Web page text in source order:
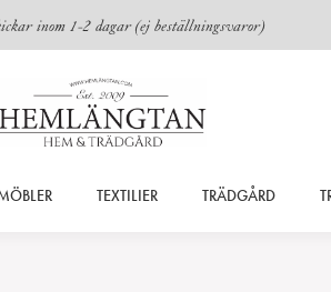
inom 1-2 dagar (ej beställningsvaror)
TEXTILIER TRÄDGÅRD